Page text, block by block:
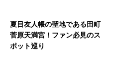
夏目友人帳の聖地である田町
菅原天満宮！ファン必見のス
ポット巡り